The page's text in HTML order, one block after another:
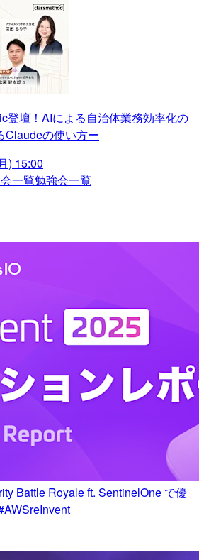
登壇！AIによる自治体業務効率化の
Claudeの使い方ー
) 15:00
一覧勉強会一覧
Battle Royale ft. SentinelOne で優